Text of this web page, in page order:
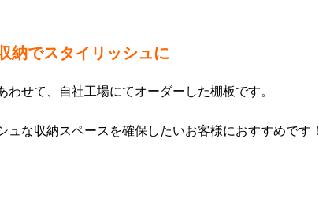
納でスタイリッシュに
わせて、自社工場にてオーダーした棚板です。
ュな収納スペースを確保したいお客様におすすめです！